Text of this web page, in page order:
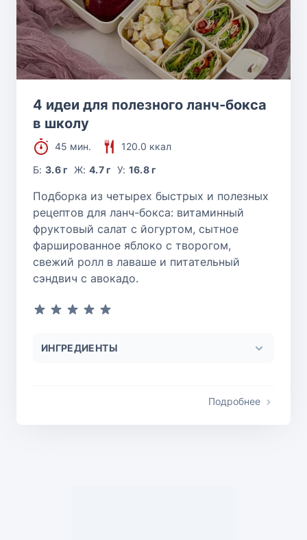
4 идеи для полезного ланч-бокса
в школу
45 мин.
120.0 ккал
Б:3.6 г Ж: 4.7 г У: 16.8 г
Подборка из четырех быстрых и полезных
рецептов для ланч-бокса: витаминный
фруктовый салат с йогуртом, сытное
фаршированное яблоко с творогом,
свежий ролл в лаваше и питательный
сэндвич с авокадо.
ИНГРЕДИЕНТЫ
Подробнее